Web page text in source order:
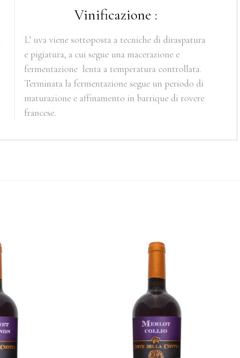
Vinificazione :
L’ uva viene sottoposta a tecniche di diraspatura
e pigiatura, a cui segue una macerazione e
fermentazione lenta a temperatura controllata.
Terminata la fermentazione segue un periodo di
maturazione e affinamento in barrique di rovere
francese.